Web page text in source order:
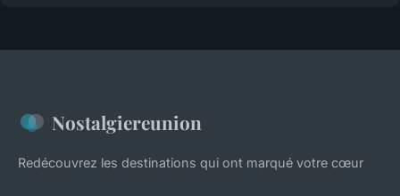
Nostalgiereunion
Redécouvrez les destinations qui ont marqué votre cœur